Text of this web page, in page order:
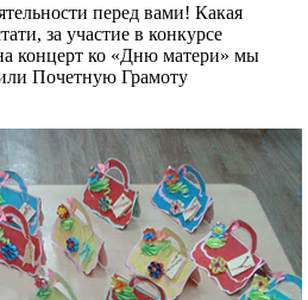
перед вами! Какая
за участие в конкурсе
концерт ко «Дню матери» мы
Почетную Грамоту